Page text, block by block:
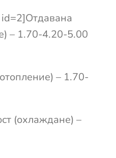
– 1.70-4.20-5.00
– 1.70-
(охлаждане) –